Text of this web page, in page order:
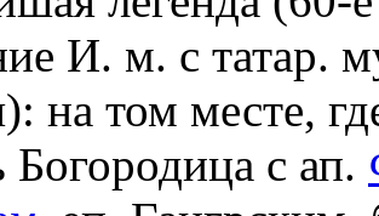
И. м. с татар.
на том месте,
Богородица с ап.